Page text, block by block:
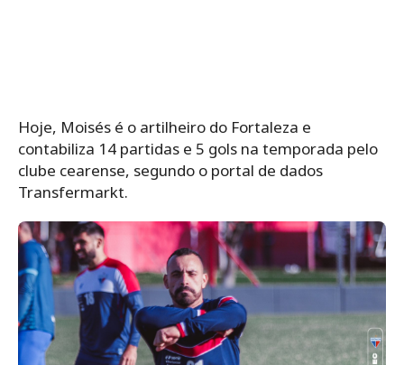
Hoje, Moisés é o artilheiro do Fortaleza e
contabiliza 14 partidas e 5 gols na temporada pelo
clube cearense, segundo o portal de dados
Transfermarkt.